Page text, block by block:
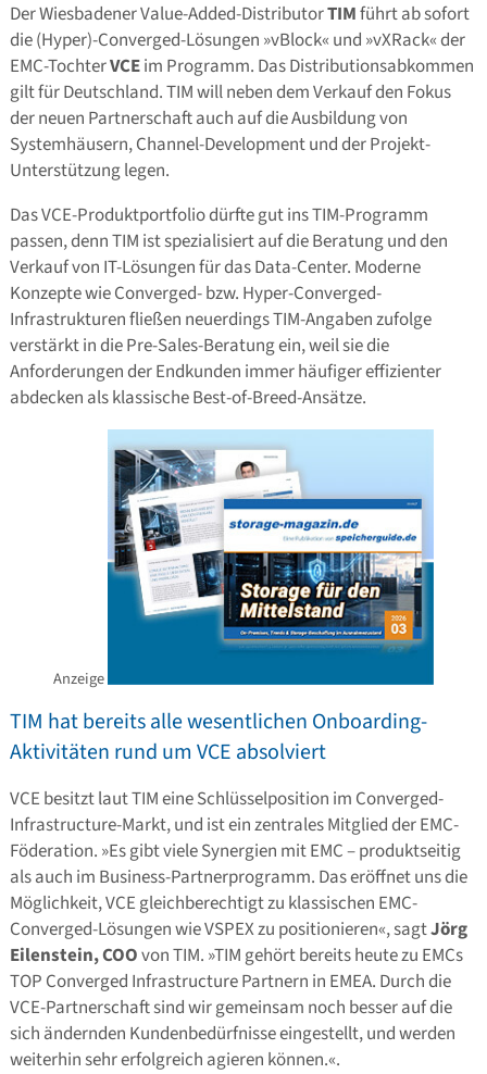
Der Wiesbadener Value-Added-DistributorTIMführt ab sofort
die (Hyper)-Converged-Lösungen »vBlock« und »vXRack« der
EMC-TochterVCEim Programm. Das Distributionsabkommen
gilt für Deutschland. TIM will neben dem Verkauf den Fokus
der neuen Partnerschaft auch auf die Ausbildung von
Systemhäusern, Channel-Development und der Projekt-
Unterstützung legen.
Das VCE-Produktportfolio dürfte gut ins TIM-Programm
passen, denn TIM ist spezialisiert auf die Beratung und den
Verkauf von IT-Lösungen für das Data-Center. Moderne
Konzepte wie Converged- bzw. Hyper-Converged-
Infrastrukturen fließen neuerdings TIM-Angaben zufolge
verstärkt in die Pre-Sales-Beratung ein, weil sie die
Anforderungen der Endkunden immer häufiger effizienter
abdecken als klassische Best-of-Breed-Ansätze.
Anzeige
TIM hat bereits alle wesentlichen Onboarding-
Aktivitäten rund um VCE absolviert
VCE besitzt laut TIM eine Schlüsselposition im Converged-
Infrastructure-Markt, und ist ein zentrales Mitglied der EMC-
Föderation. »Es gibt viele Synergien mit EMC – produktseitig
als auch im Business-Partnerprogramm. Das eröffnet uns die
Möglichkeit, VCE gleichberechtigt zu klassischen EMC-
Converged-Lösungen wie VSPEX zu positionieren«, sagtJörg
Eilenstein, COOvon TIM. »TIM gehört bereits heute zu EMCs
TOP Converged Infrastructure Partnern in EMEA. Durch die
VCE-Partnerschaft sind wir gemeinsam noch besser auf die
sich ändernden Kundenbedürfnisse eingestellt, und werden
weiterhin sehr erfolgreich agieren können.«.